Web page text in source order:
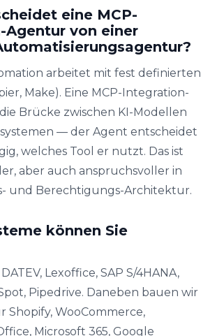
eine MCP-
Agentur von einer
arbeitet mit fest definierten
Make). Eine MCP-Integration-
Brücke zwischen KI-Modellen
— der Agent entscheidet
welches Tool er nutzt. Das ist
aber auch anspruchsvoller in
und Berechtigungs-Architektur.
können Sie
Lexoffice, SAP S/4HANA,
Pipedrive. Daneben bauen wir
Shopify, WooCommerce,
Microsoft 365, Google